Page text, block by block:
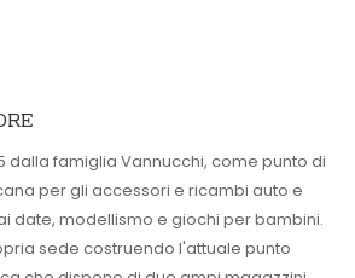
dalla famiglia Vannucchi, come punto di
per gli accessori e ricambi auto e
date, modellismo e giochi per bambini.
sede costruendo l'attuale punto